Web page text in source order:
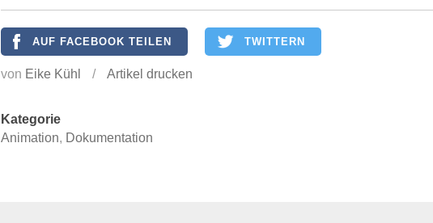
AUF FACEBOOK TEILEN TWITTERN
von Eike Kühl / Artikel drucken
Kategorie
Animation, Dokumentation